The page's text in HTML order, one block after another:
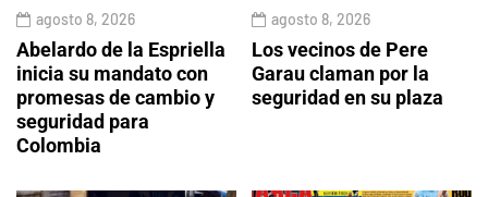
agosto 8, 2026
Abelardo de la Espriella
inicia su mandato con
promesas de cambio y
seguridad para
Colombia
agosto 8, 2026
Los vecinos de Pere
Garau claman por la
seguridad en su plaza